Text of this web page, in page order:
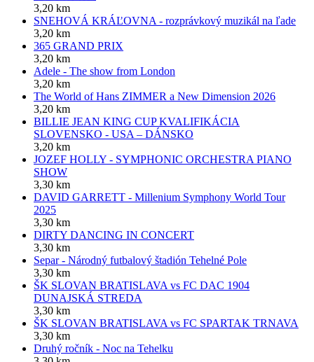
3,20 km
SNEHOVÁ KRÁĽOVNA - rozprávkový muzikál na ľade
3,20 km
365 GRAND PRIX
3,20 km
Adele - The show from London
3,20 km
The World of Hans ZIMMER a New Dimension 2026
3,20 km
BILLIE JEAN KING CUP KVALIFIKÁCIA
SLOVENSKO - USA – DÁNSKO
3,20 km
JOZEF HOLLY - SYMPHONIC ORCHESTRA PIANO
SHOW
3,30 km
DAVID GARRETT - Millenium Symphony World Tour
2025
3,30 km
DIRTY DANCING IN CONCERT
3,30 km
Separ - Národný futbalový štadión Tehelné Pole
3,30 km
ŠK SLOVAN BRATISLAVA vs FC DAC 1904
DUNAJSKÁ STREDA
3,30 km
ŠK SLOVAN BRATISLAVA vs FC SPARTAK TRNAVA
3,30 km
Druhý ročník - Noc na Tehelku